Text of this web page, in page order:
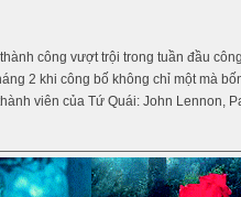
công vượt trội trong tuần đầu
2 khi công bố không chỉ một mà
viên của Tứ Quái: John Lennon,